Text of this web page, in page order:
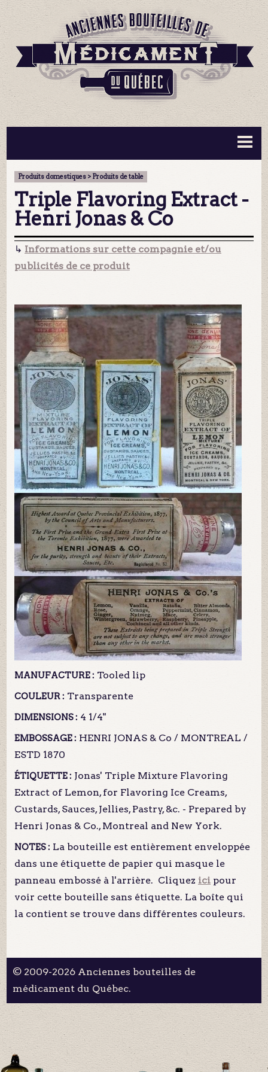
BOUTEILLES ▼
INFORMATION ▼
MA COLLECTION
CONTACT
Produits domestiques > Produits de table
Triple Flavoring Extract -
Henri Jonas & Co
↳ Informations sur cette compagnie et/ou
publicités de ce produit
MANUFACTURE : Tooled lip
COULEUR : Transparente
DIMENSIONS : 4 1/4"
EMBOSSAGE : HENRI JONAS & Co / MONTREAL /
ESTD 1870
ÉTIQUETTE : Jonas' Triple Mixture Flavoring
Extract of Lemon, for Flavoring Ice Creams,
Custards, Sauces, Jellies, Pastry, &c. - Prepared by
Henri Jonas & Co., Montreal and New York.
NOTES : La bouteille est entièrement enveloppée
dans une étiquette de papier qui masque le
panneau embossé à l'arrière. Cliquez icipour
voir cette bouteille sans étiquette. La boîte qui
la contient se trouve dans différentes couleurs.
© 2009-2026 Anciennes bouteilles de
médicament du Québec.